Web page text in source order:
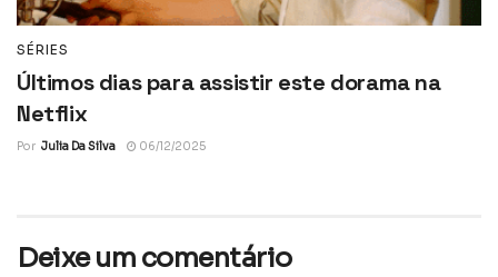
SÉRIES
Últimos dias para assistir este dorama na
Netflix
Por Julia Da Silva 06/12/2025
Deixe um comentário